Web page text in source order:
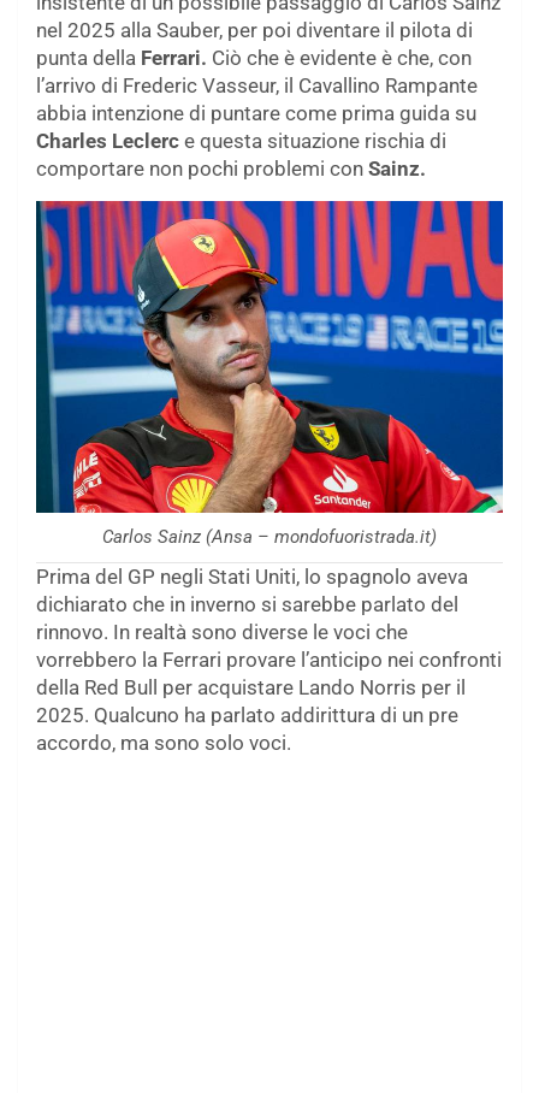
nel 2025 alla Sauber, per poi diventare il pilota di
punta della Ferrari. Ciò che è evidente è che, con
l’arrivo di Frederic Vasseur, il Cavallino Rampante
abbia intenzione di puntare come prima guida su
Charles Leclerc e questa situazione rischia di
comportare non pochi problemi con Sainz.
Carlos Sainz (Ansa – mondofuoristrada.it)
Prima del GP negli Stati Uniti, lo spagnolo aveva
dichiarato che in inverno si sarebbe parlato del
rinnovo. In realtà sono diverse le voci che
vorrebbero la Ferrari provare l’anticipo nei confronti
della Red Bull per acquistare Lando Norris per il
2025. Qualcuno ha parlato addirittura di un pre
accordo, ma sono solo voci.